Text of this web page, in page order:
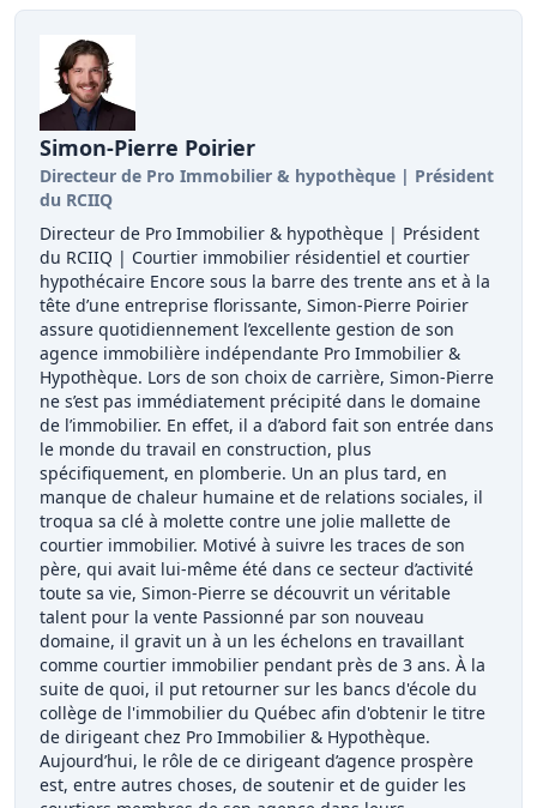
Simon-Pierre Poirier
Directeur de Pro Immobilier & hypothèque | Président
du RCIIQ
Directeur de Pro Immobilier & hypothèque | Président
du RCIIQ | Courtier immobilier résidentiel et courtier
hypothécaire Encore sous la barre des trente ans et à la
tête d’une entreprise florissante, Simon-Pierre Poirier
assure quotidiennement l’excellente gestion de son
agence immobilière indépendante Pro Immobilier &
Hypothèque. Lors de son choix de carrière, Simon-Pierre
ne s’est pas immédiatement précipité dans le domaine
de l’immobilier. En effet, il a d’abord fait son entrée dans
le monde du travail en construction, plus
spécifiquement, en plomberie. Un an plus tard, en
manque de chaleur humaine et de relations sociales, il
troqua sa clé à molette contre une jolie mallette de
courtier immobilier. Motivé à suivre les traces de son
père, qui avait lui-même été dans ce secteur d’activité
toute sa vie, Simon-Pierre se découvrit un véritable
talent pour la vente Passionné par son nouveau
domaine, il gravit un à un les échelons en travaillant
comme courtier immobilier pendant près de 3 ans. À la
suite de quoi, il put retourner sur les bancs d'école du
collège de l'immobilier du Québec afin d'obtenir le titre
de dirigeant chez Pro Immobilier & Hypothèque.
Aujourd’hui, le rôle de ce dirigeant d’agence prospère
est, entre autres choses, de soutenir et de guider les